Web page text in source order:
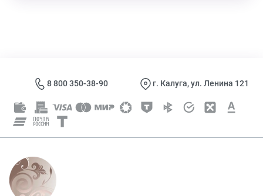
8 800 350-38-90 г. Калуга, ул. Ленина 121